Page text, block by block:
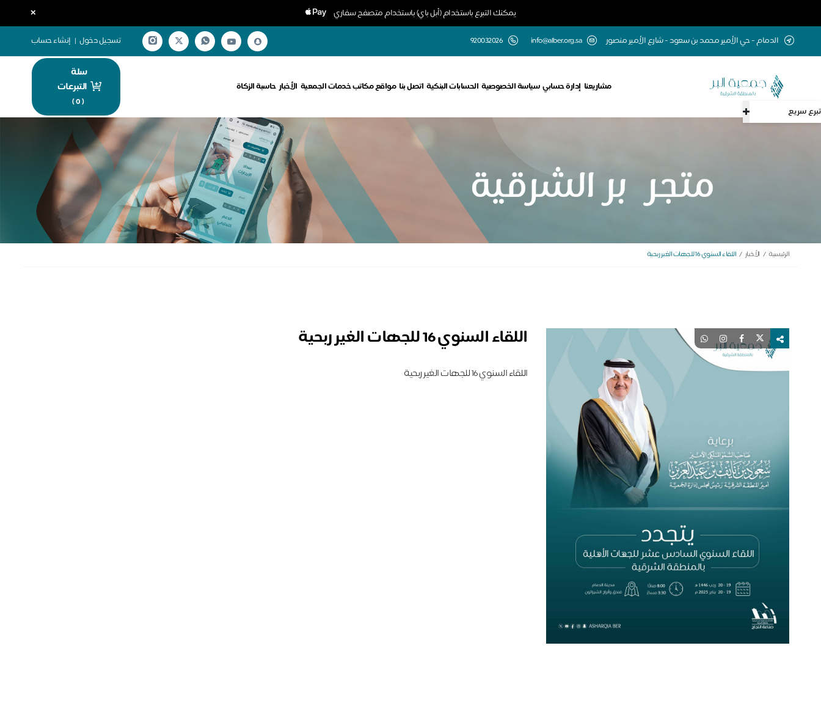
يمكنك التبرع باستخدام (أبل باي) باستخدام متصفح سفاري ×
تبرع سريع
الدمام - حي الأمير محمد بن سعود - شارع الأمير منصور info@alber.org.sa
920032026 تسجيل دخول | إنشاء حساب
مشاريعنا إدارة حسابي سياسة الخصوصية الحسابات البنكية اتصل بنا مواقع مكاتب خدمات الجمعية الأخبار حاسبة الزكاة
سلة
التبرعات
(
0
)
الرئيسية الأخبار اللقاء السنوي 16 للجهات الغير ربحية
اللقاء السنوي 16 للجهات الغير ربحية
اللقاء السنوي 16 للجهات الغير ربحية